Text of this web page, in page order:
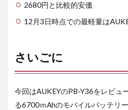
2680円と比較的安価
12月3日時点での最軽量は
さいごに
今回はAUKEYのPB-Y36をレビュ
る6700ｍAhのモバイルバッテリ